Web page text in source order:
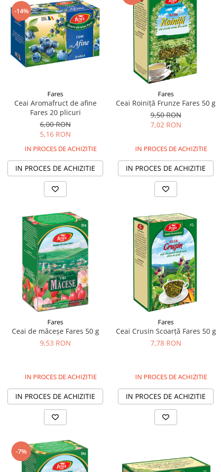
-14%
Fares
Ceai Aromafruct de afine
Fares 20 plicuri
6,00 RON
5,16 RON
IN PROCES DE ACHIZITIE
IN PROCES DE ACHIZITIE
Fares
Ceai Roiniță Frunze Fares 50 g
9,50 RON
7,02 RON
IN PROCES DE ACHIZITIE
IN PROCES DE ACHIZITIE
Fares
Ceai de măceșe Fares 50 g
9,53 RON
IN PROCES DE ACHIZITIE
IN PROCES DE ACHIZITIE
Fares
Ceai Crusin Scoarță Fares 50 g
7,78 RON
IN PROCES DE ACHIZITIE
IN PROCES DE ACHIZITIE
-7%